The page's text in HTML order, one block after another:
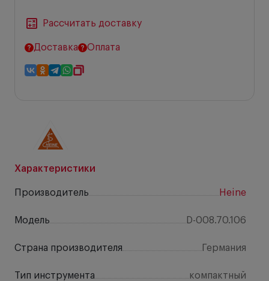
Характеристики
Производитель Heine
Модель D-008.70.106
Страна производителя Германия
Тип инструмента компактный
Рассчитать доставку
Доставка Оплата